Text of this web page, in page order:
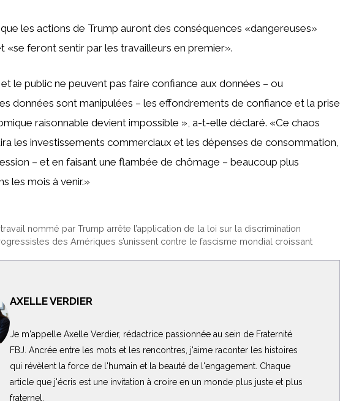
les actions de Trump auront des conséquences «dangereuses»
«se feront sentir par les travailleurs en premier».
le public ne peuvent pas faire confiance aux données – ou
données sont manipulées – les effondrements de confiance et la prise
raisonnable devient impossible », a-t-elle déclaré. «Ce chaos
les investissements commerciaux et les dépenses de consommation,
– et en faisant une flambée de chômage – beaucoup plus
les mois à venir.»
nommé par Trump arrête l’application de la loi sur la discrimination
des Amériques s’unissent contre le fascisme mondial croissant
AXELLE VERDIER
Je m'appelle Axelle Verdier, rédactrice passionnée au sein de Fraternité
FBJ. Ancrée entre les mots et les rencontres, j'aime raconter les histoires
qui révèlent la force de l'humain et la beauté de l'engagement. Chaque
article que j'écris est une invitation à croire en un monde plus juste et plus
fraternel.